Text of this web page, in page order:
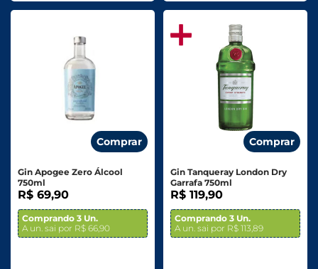
Comprar
Gin Apogee Zero Álcool
750ml
R$ 69,90
Comprando 3 Un.
A un. sai por R$ 66,90
Comprar
Gin Tanqueray London Dry
Garrafa 750ml
R$ 119,90
Comprando 3 Un.
A un. sai por R$ 113,89